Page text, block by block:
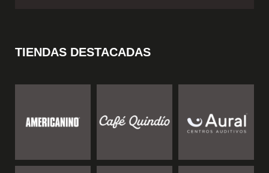
TIENDAS DESTACADAS